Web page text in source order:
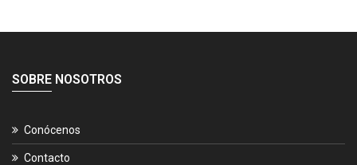
SOBRE NOSOTROS
Conócenos
Contacto